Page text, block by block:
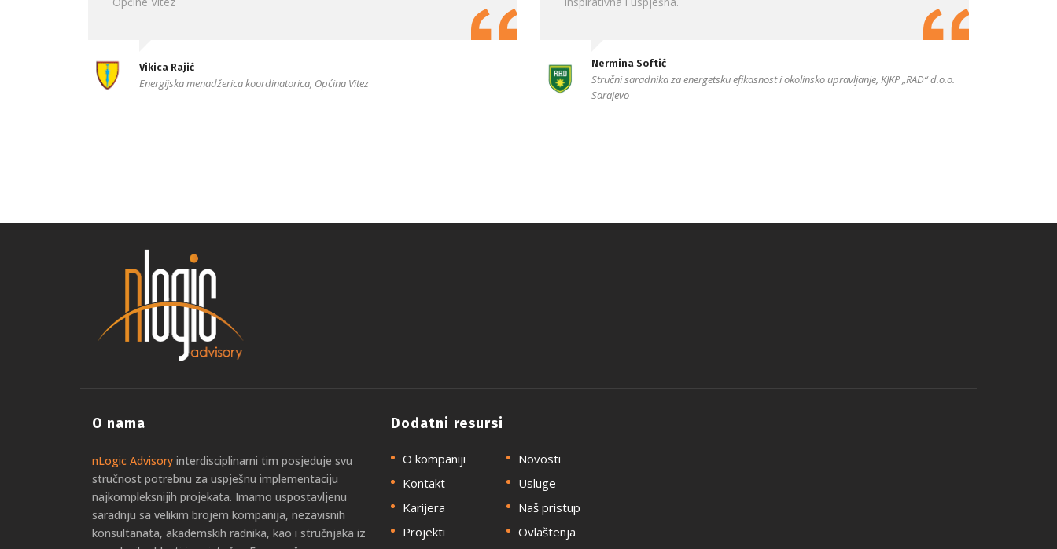
Vikica Rajić
Energijska menadžerica koordinatorica, Općina Vitez
Nermina Softić
Stručni saradnika za energetsku efikasnost i okolinsko upravljanje, KJKP „RAD“ d.o.o.
Sarajevo
O nama
nLogic Advisory interdisciplinarni tim posjeduje svu
stručnost potrebnu za uspješnu implementaciju
najkompleksnijih projekata. Imamo uspostavljenu
saradnju sa velikim brojem kompanija, nezavisnih
konsultanata, akademskih radnika, kao i stručnjaka iz
Dodatni resursi
O kompaniji
Novosti
Kontakt
Usluge
Karijera
Naš pristup
Projekti
Ovlaštenja